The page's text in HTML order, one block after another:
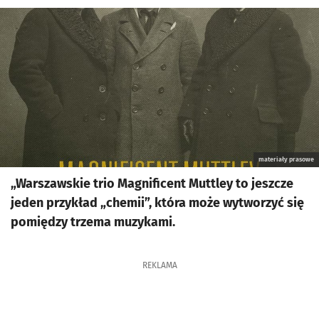
Kliknij, aby powiększyć
materiały prasowe
„Warszawskie trio Magnificent Muttley to jeszcze
jeden przykład „chemii”, która może wytworzyć się
pomiędzy trzema muzykami.
REKLAMA